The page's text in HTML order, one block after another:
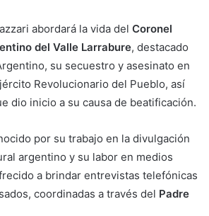
abordará la vida del Coronel
del Valle Larrabure, destacado
su secuestro y asesinato en
Revolucionario del Pueblo, así
dio inicio a su causa de beatificación.
por su trabajo en la divulgación
argentino y su labor en medios
a brindar entrevistas telefónicas
coordinadas a través del Padre